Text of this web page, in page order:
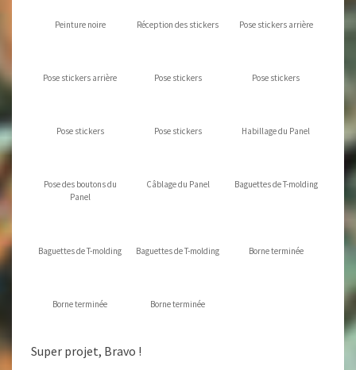
Peinture noire Réception des stickers Pose stickers arrière
Pose stickers arrière Pose stickers Pose stickers
Pose stickers Pose stickers Habillage du Panel
Pose des boutons du
Panel
Câblage du Panel Baguettes de T-molding
Baguettes de T-molding Baguettes de T-molding Borne terminée
Borne terminée Borne terminée
Super projet, Bravo !